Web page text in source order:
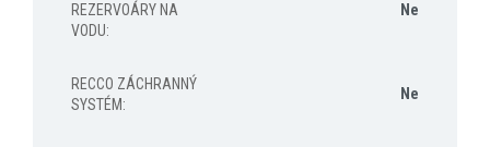
REZERVOÁRY NA
VODU:
Ne
RECCO ZÁCHRANNÝ
SYSTÉM:
Ne